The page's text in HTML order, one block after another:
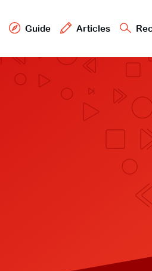
Guide Articles